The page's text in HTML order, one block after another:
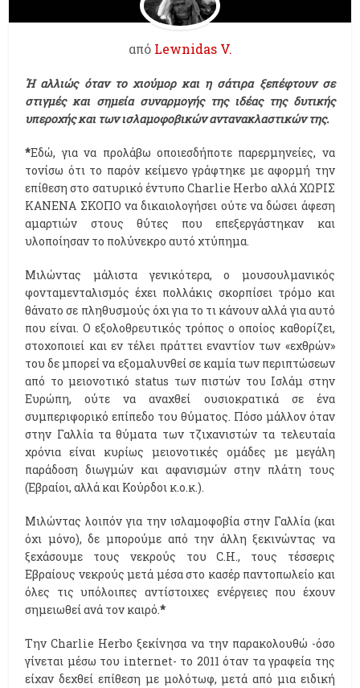
από Lewnidas V.
Ή αλλιώς όταν το χιούμορ και η σάτιρα ξεπέφτουν σε
στιγμές και σημεία συναρμογής της ιδέας της δυτικής
υπεροχής και των ισλαμοφοβικών αντανακλαστικών της.
*Εδώ, για να προλάβω οποιεσδήποτε παρερμηνείες, να
τονίσω ότι το παρόν κείμενο γράφτηκε με αφορμή την
επίθεση στο σατυρικό έντυπο Charlie Herbo αλλά ΧΩΡΙΣ
ΚΑΝΕΝΑ ΣΚΟΠΟ να δικαιολογήσει ούτε να δώσει άφεση
αμαρτιών στους θύτες που επεξεργάστηκαν και
υλοποίησαν το πολύνεκρο αυτό χτύπημα.
Μιλώντας μάλιστα γενικότερα, ο μουσουλμανικός
φονταμενταλισμός έχει πολλάκις σκορπίσει τρόμο και
θάνατο σε πληθυσμούς όχι για το τι κάνουν αλλά για αυτό
που είναι. Ο εξολοθρευτικός τρόπος ο οποίος καθορίζει,
στοχοποιεί και εν τέλει πράττει εναντίον των «εχθρών»
του δε μπορεί να εξομαλυνθεί σε καμία των περιπτώσεων
από το μειονοτικό status των πιστών του Ισλάμ στην
Ευρώπη, ούτε να αναχθεί ουσιοκρατικά σε ένα
συμπεριφορικό επίπεδο του θύματος. Πόσο μάλλον όταν
στην Γαλλία τα θύματα των τζιχανιστών τα τελευταία
χρόνια είναι κυρίως μειονοτικές ομάδες με μεγάλη
παράδοση διωγμών και αφανισμών στην πλάτη τους
(Εβραίοι, αλλά και Κούρδοι κ.ο.κ.).
Μιλώντας λοιπόν για την ισλαμοφοβία στην Γαλλία (και
όχι μόνο), δε μπορούμε από την άλλη ξεκινώντας να
ξεχάσουμε τους νεκρούς του C.H., τους τέσσερις
Εβραίους νεκρούς μετά μέσα στο κασέρ παντοπωλείο και
όλες τις υπόλοιπες αντίστοιχες ενέργειες που έχουν
σημειωθεί ανά τον καιρό.*
Την Charlie Herbo ξεκίνησα να την παρακολουθώ -όσο
γίνεται μέσω του internet- το 2011 όταν τα γραφεία της
είχαν δεχθεί επίθεση με μολότωφ, μετά από μια ειδική